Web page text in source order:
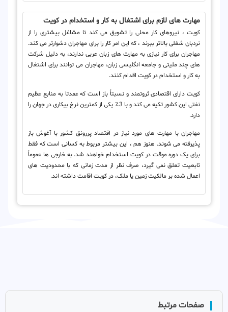
مهارت های لازم برای اشتغال به کار و استخدام در کویت
کویت ، نیروهای کار محلی را تشویق می کند تا مشاغل بیشتری را از
نردبان شغلی بالاتر ببرند ، که این امر کار را برای مهاجران دشوارتر می کند.
مهاجران برای کار نیازی به مهارت های زبان عربی ندارند، به دلیل شرکت
های چند ملیتی و جامعه انگلیسی زبان، مهاجران می توانند برای اشتغال
به کار و استخدام در کویت اقدام کنند.
کویت دارای اقتصادی ثروتمند و نسبتاً باز است که عمدتا به منابع عظیم
نفتی این کشور تکیه می کند و با 3٪ یکی از کمترین نرخ بیکاری در جهان را
دارد.
مهاجران با مهارت های مورد نیاز در اقتصاد پررونق کشور با آغوش باز
پذیرفته می شوند. هنوز هم ، این بیشتر مربوط به کسانی است که فقط
برای یک دوره موقت در کویت استخدام خواهند شد. به خارجی ها عموماً
تابعیت تعلق نمی گیرد، صرف نظر از مدت زمانی که با محدودیت های
اعمال شده بر مالکیت زمین یا ملک، در کویت اقامت داشته اند.
صفحات مرتبط